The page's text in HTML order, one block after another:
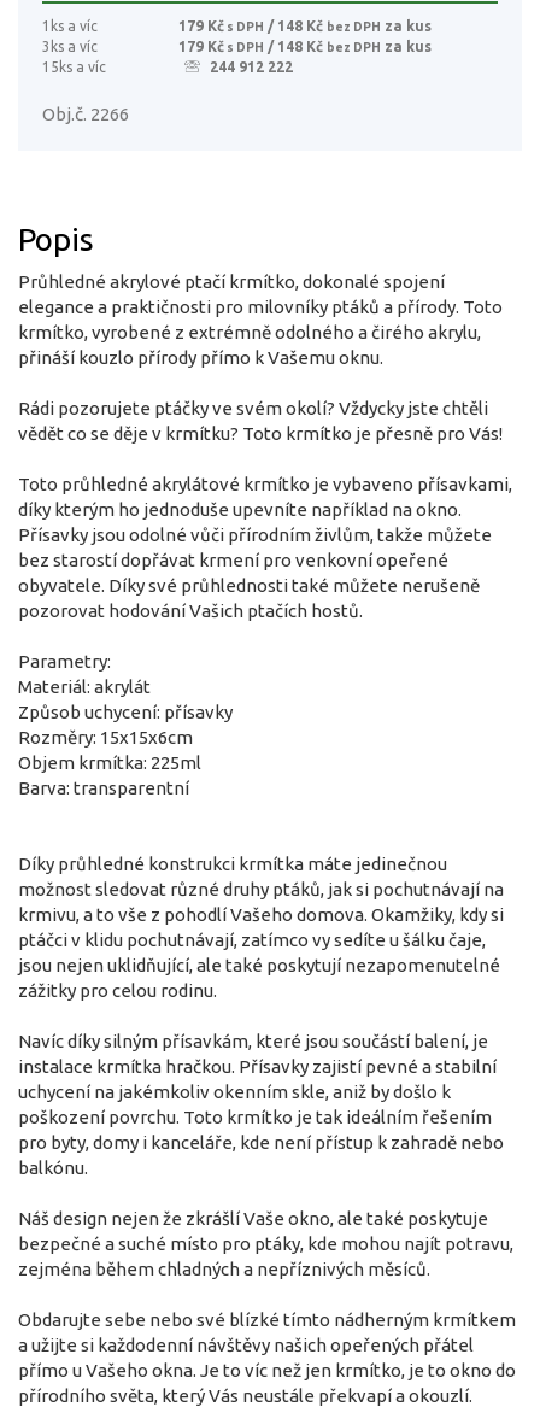
1ks a víc 179 Kč s DPH / 148 Kč bez DPH za kus
3ks a víc
179 Kč s DPH / 148 Kč bez DPH za kus
15ks a víc
244 912 222
Obj.č. 2266
Popis
Průhledné akrylové ptačí krmítko, dokonalé spojení
elegance a praktičnosti pro milovníky ptáků a přírody. Toto
krmítko, vyrobené z extrémně odolného a čirého akrylu,
přináší kouzlo přírody přímo k Vašemu oknu.
Rádi pozorujete ptáčky ve svém okolí? Vždycky jste chtěli
vědět co se děje v krmítku? Toto krmítko je přesně pro Vás!
Toto průhledné akrylátové krmítko je vybaveno přísavkami,
díky kterým ho jednoduše upevníte například na okno.
Přísavky jsou odolné vůči přírodním živlům, takže můžete
bez starostí dopřávat krmení pro venkovní opeřené
obyvatele. Díky své průhlednosti také můžete nerušeně
pozorovat hodování Vašich ptačích hostů.
Parametry:
Materiál: akrylát
Způsob uchycení: přísavky
Rozměry: 15x15x6cm
Objem krmítka: 225ml
Barva: transparentní
Díky průhledné konstrukci krmítka máte jedinečnou
možnost sledovat různé druhy ptáků, jak si pochutnávají na
krmivu, a to vše z pohodlí Vašeho domova. Okamžiky, kdy si
ptáčci v klidu pochutnávají, zatímco vy sedíte u šálku čaje,
jsou nejen uklidňující, ale také poskytují nezapomenutelné
zážitky pro celou rodinu.
Navíc díky silným přísavkám, které jsou součástí balení, je
instalace krmítka hračkou. Přísavky zajistí pevné a stabilní
uchycení na jakémkoliv okenním skle, aniž by došlo k
poškození povrchu. Toto krmítko je tak ideálním řešením
pro byty, domy i kanceláře, kde není přístup k zahradě nebo
balkónu.
Náš design nejen že zkrášlí Vaše okno, ale také poskytuje
bezpečné a suché místo pro ptáky, kde mohou najít potravu,
zejména během chladných a nepříznivých měsíců.
Obdarujte sebe nebo své blízké tímto nádherným krmítkem
a užijte si každodenní návštěvy našich opeřených přátel
přímo u Vašeho okna. Je to víc než jen krmítko, je to okno do
přírodního světa, který Vás neustále překvapí a okouzlí.